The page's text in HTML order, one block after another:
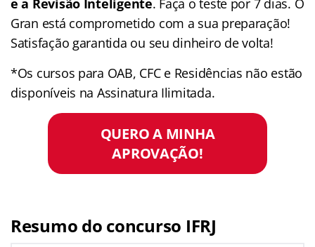
e a Revisão Inteligente. Faça o teste por 7 dias. O
Gran está comprometido com a sua preparação!
Satisfação garantida ou seu dinheiro de volta!
*Os cursos para OAB, CFC e Residências não estão
disponíveis na Assinatura Ilimitada.
QUERO A MINHA
APROVAÇÃO!
Resumo do concurso IFRJ